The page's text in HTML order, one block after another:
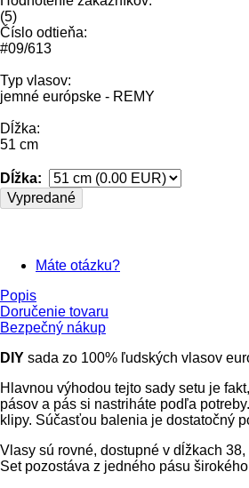
(5)
Číslo odtieňa:
#09/613
Typ vlasov:
jemné európske - REMY
Dĺžka:
51 cm
Dĺžka:
Vypredané
Máte otázku?
Popis
Doručenie tovaru
Bezpečný nákup
DIY sada zo 100% ľudských vlasov
Hlavnou výhodou tejto sady setu je
pásov a pás si nastriháte podľa
klipy. Súčasťou balenia je dostatočný
Vlasy sú rovné, dostupné v dĺžkach
Set pozostáva z jedného pásu